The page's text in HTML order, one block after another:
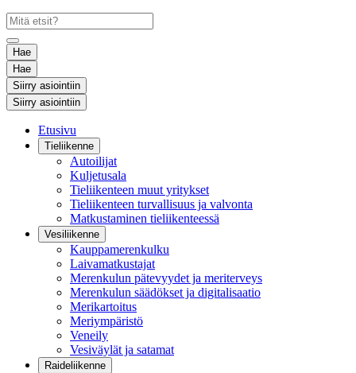
Hae
Hae
Siirry asiointiin
Siirry asiointiin
Etusivu
Tieliikenne
Autoilijat
Kuljetusala
Tieliikenteen muut yritykset
Tieliikenteen turvallisuus ja valvonta
Matkustaminen tieliikenteessä
Vesiliikenne
Kauppamerenkulku
Laivamatkustajat
Merenkulun pätevyydet ja meriterveys
Merenkulun säädökset ja digitalisaatio
Merikartoitus
Meriympäristö
Veneily
Vesiväylät ja satamat
Raideliikenne